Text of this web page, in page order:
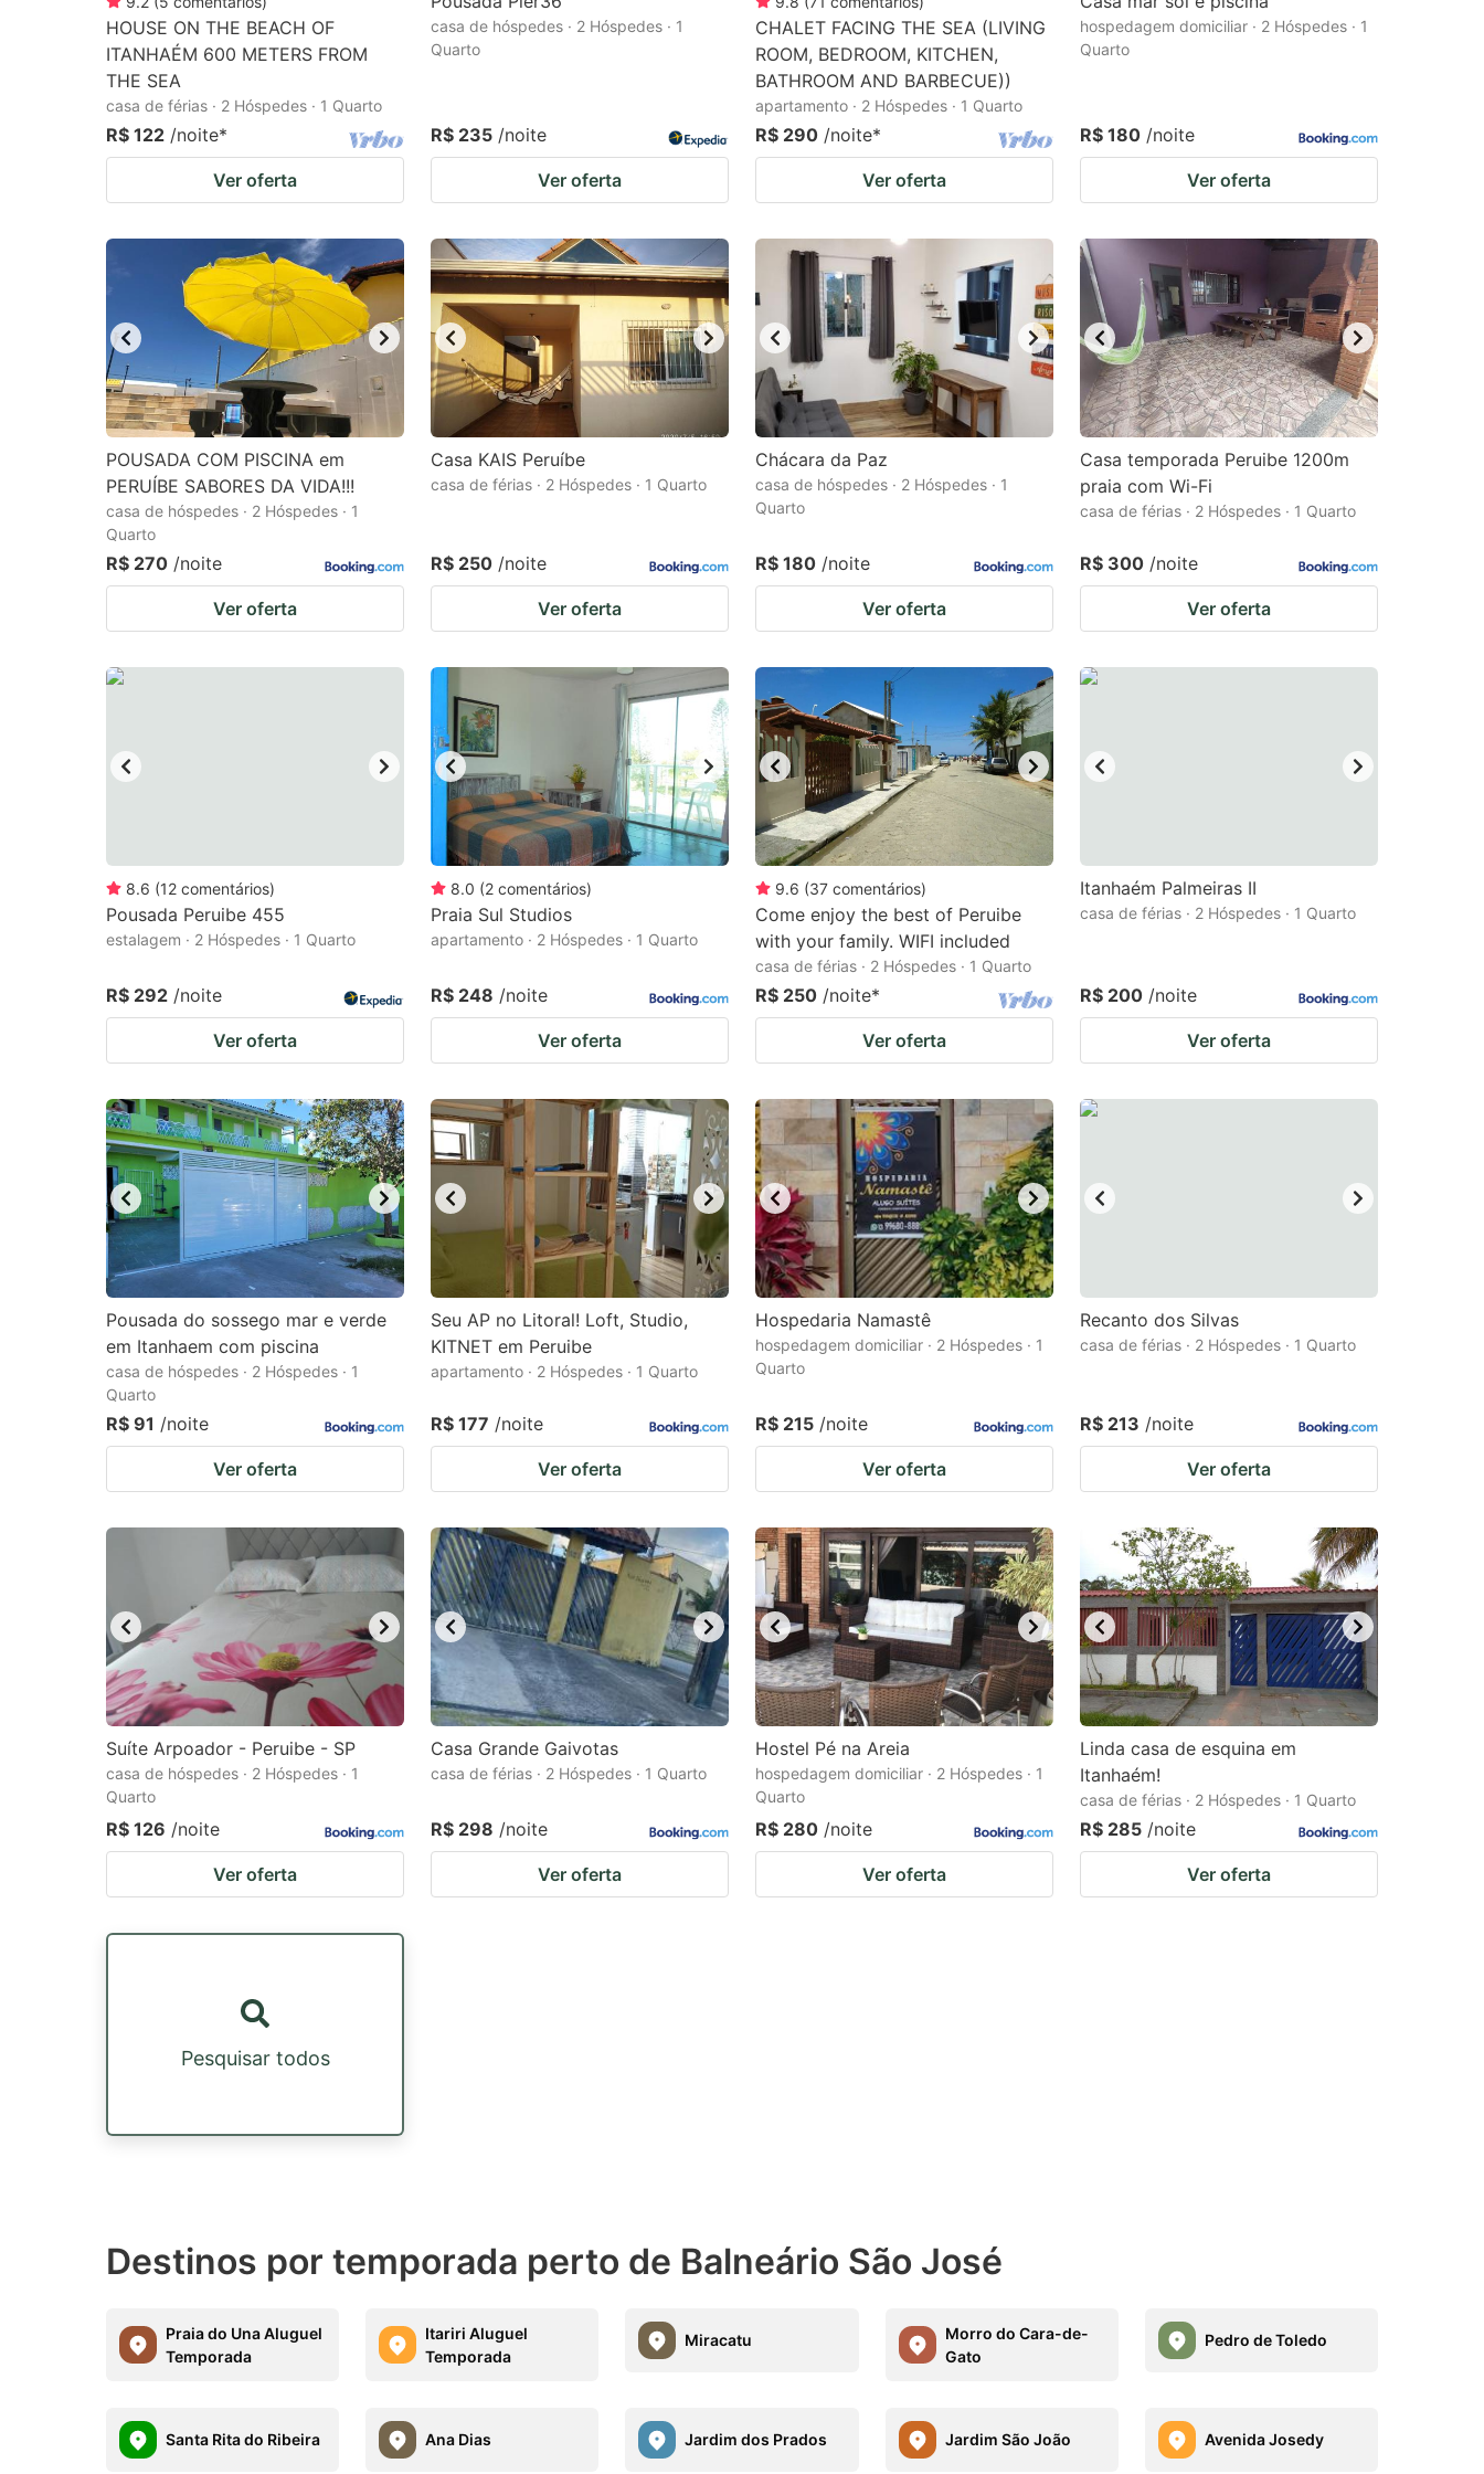
HOUSE ON THE BEACH OF
ITANHAÉM 600 METERS FROM
THE SEA
casa de férias · 2 Hóspedes · 1 Quarto
R$ 122 /noite*
Ver oferta
casa de hóspedes · 2 Hóspedes · 1
Quarto
R$ 235 /noite
Ver oferta
CHALET FACING THE SEA (LIVING
ROOM, BEDROOM, KITCHEN,
BATHROOM AND BARBECUE))
apartamento · 2 Hóspedes · 1 Quarto
R$ 290 /noite*
Ver oferta
hospedagem domiciliar · 2 Hóspedes · 1
Quarto
R$ 180 /noite
Ver oferta
POUSADA COM PISCINA em
PERUÍBE SABORES DA VIDA!!!
casa de hóspedes · 2 Hóspedes · 1
Quarto
R$ 270 /noite
Ver oferta
Casa KAIS Peruíbe
casa de férias · 2 Hóspedes · 1 Quarto
R$ 250 /noite
Ver oferta
Chácara da Paz
casa de hóspedes · 2 Hóspedes · 1
Quarto
R$ 180 /noite
Ver oferta
Casa temporada Peruibe 1200m
praia com Wi-Fi
casa de férias · 2 Hóspedes · 1 Quarto
R$ 300 /noite
Ver oferta
8.6 (12 comentários)
Pousada Peruibe 455
estalagem · 2 Hóspedes · 1 Quarto
R$ 292 /noite
Ver oferta
8.0 (2 comentários)
Praia Sul Studios
apartamento · 2 Hóspedes · 1 Quarto
R$ 248 /noite
Ver oferta
9.6 (37 comentários)
Come enjoy the best of Peruibe
with your family. WIFI included
casa de férias · 2 Hóspedes · 1 Quarto
R$ 250 /noite*
Ver oferta
Itanhaém Palmeiras II
casa de férias · 2 Hóspedes · 1 Quarto
R$ 200 /noite
Ver oferta
Pousada do sossego mar e verde
em Itanhaem com piscina
casa de hóspedes · 2 Hóspedes · 1
Quarto
R$ 91 /noite
Ver oferta
Seu AP no Litoral! Loft, Studio,
KITNET em Peruibe
apartamento · 2 Hóspedes · 1 Quarto
R$ 177 /noite
Ver oferta
Hospedaria Namastê
hospedagem domiciliar · 2 Hóspedes · 1
Quarto
R$ 215 /noite
Ver oferta
Recanto dos Silvas
casa de férias · 2 Hóspedes · 1 Quarto
R$ 213 /noite
Ver oferta
Suíte Arpoador - Peruibe - SP
casa de hóspedes · 2 Hóspedes · 1
Quarto
R$ 126 /noite
Ver oferta
Casa Grande Gaivotas
casa de férias · 2 Hóspedes · 1 Quarto
R$ 298 /noite
Ver oferta
Hostel Pé na Areia
hospedagem domiciliar · 2 Hóspedes · 1
Quarto
R$ 280 /noite
Ver oferta
Linda casa de esquina em
Itanhaém!
casa de férias · 2 Hóspedes · 1 Quarto
R$ 285 /noite
Ver oferta
Pesquisar todos
Destinos por temporada perto de Balneário São José
Praia do Una Aluguel
Temporada
Itariri Aluguel
Temporada
Miracatu
Morro do Cara-de-
Gato
Pedro de Toledo
Santa Rita do Ribeira Ana Dias Jardim dos Prados Jardim São João Avenida Josedy